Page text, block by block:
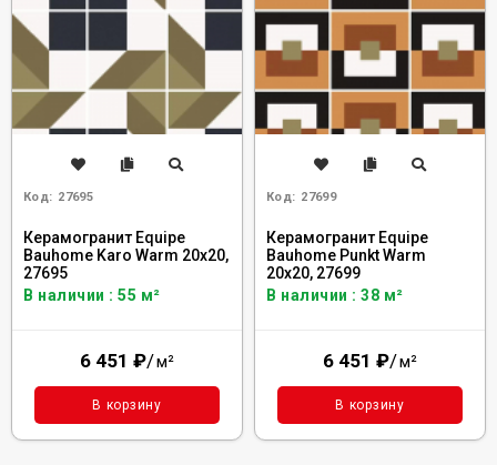
Код: 27695
Керамогранит Equipe
Bauhome Karo Warm 20x20,
27695
В наличии : 55 м²
6 451 ₽/м²
В корзину
Код: 27699
Керамогранит Equipe
Bauhome Punkt Warm
20x20, 27699
В наличии : 38 м²
6 451 ₽/м²
В корзину